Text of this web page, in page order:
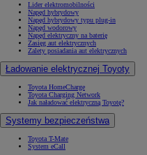
Lider elektromobilności
Napęd hybrydowy
Napęd hybrydowy typu plug-in
Napęd wodorowy
Napęd elektryczny na baterię
Zasięg aut elektrycznych
Zalety posiadania aut elektrycznych
Ładowanie elektrycznej Toyoty
Toyota HomeCharge
Toyota Charging Network
Jak naładować elektryczną Toyotę?
Systemy bezpieczeństwa
Toyota T-Mate
System eCall